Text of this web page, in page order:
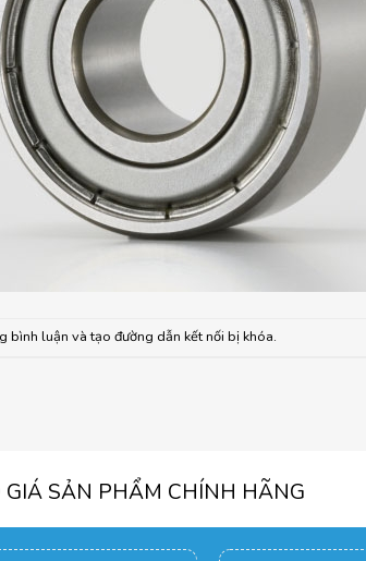
bình luận và tạo đường dẫn kết nối bị khóa.
GIÁ SẢN PHẨM CHÍNH HÃNG